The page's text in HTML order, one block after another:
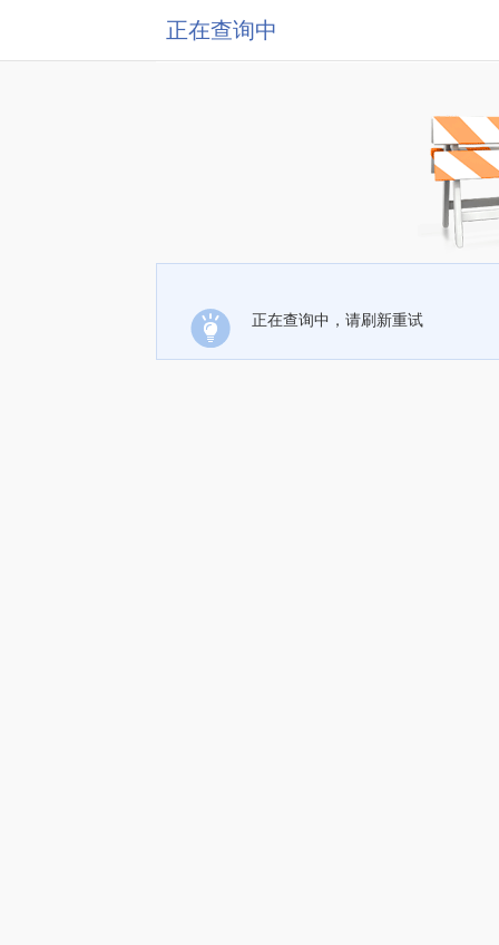
正在查询中
正在查询中，请刷新重试